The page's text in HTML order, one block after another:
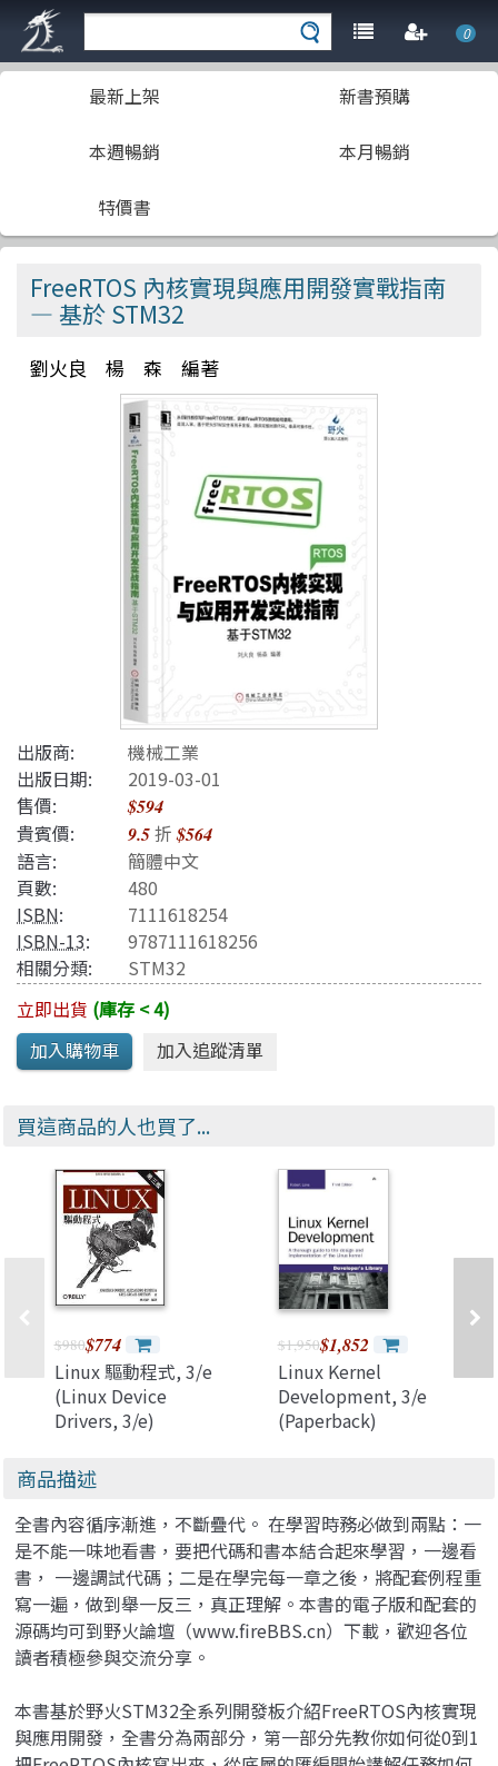
0
最新上架 新書預購
本週暢銷 本月暢銷
特價書
FreeRTOS 內核實現與應用開發實戰指南
— 基於 STM32
劉火良 楊 森 編著
出版商:
機械工業
出版日期:
2019-03-01
售價:
$594
貴賓價: 9.5折$564
語言:
簡體中文
頁數:
480
ISBN:
7111618254
ISBN-13:
9787111618256
相關分類:
STM32
立即出貨 (庫存 < 4)
買這商品的人也買了...
$980$774
Linux 驅動程式, 3/e
(Linux Device
Drivers, 3/e)
$1,950$1,852
Linux Kernel
Development, 3/e
(Paperback)
商品描述
全書內容循序漸進，不斷疊代。 在學習時務必做到兩點：一
是不能一味地看書，要把代碼和書本結合起來學習，一邊看
書， 一邊調試代碼；二是在學完每一章之後，將配套例程重
寫一遍，做到舉一反三，真正理解。本書的電子版和配套的
源碼均可到野火論壇（www.fireBBS.cn）下載，歡迎各位
讀者積極參與交流分享。
本書基於野火STM32全系列開發板介紹FreeRTOS內核實現
與應用開發，全書分為兩部分，第一部分先教你如何從0到1